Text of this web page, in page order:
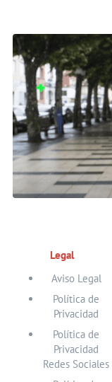
Legal
Aviso Legal
Política de
Privacidad
Política de
Privacidad
Redes Sociales